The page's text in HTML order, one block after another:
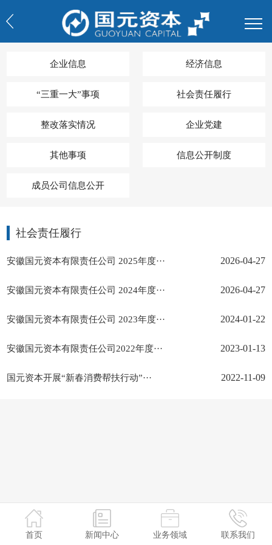
企业信息 经济信息
“三重一大”事项 社会责任履行
整改落实情况 企业党建
其他事项 信息公开制度
成员公司信息公开
社会责任履行
安徽国元资本有限责任公司 2025年度··· 2026-04-27
安徽国元资本有限责任公司 2024年度··· 2026-04-27
安徽国元资本有限责任公司 2023年度··· 2024-01-22
安徽国元资本有限责任公司2022年度··· 2023-01-13
国元资本开展“新春消费帮扶行动”··· 2022-11-09
首页 新闻中心 业务领域 联系我们